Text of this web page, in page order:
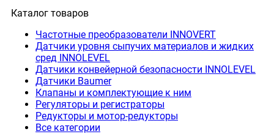
Каталог товаров
Частотные преобразователи INNOVERT
Датчики уровня сыпучих материалов и жидких
сред INNOLEVEL
Датчики конвейерной безопасности INNOLEVEL
Датчики Baumer
Клапаны и комплектующие к ним
Регуляторы и регистраторы
Редукторы и мотор-редукторы
Все категории